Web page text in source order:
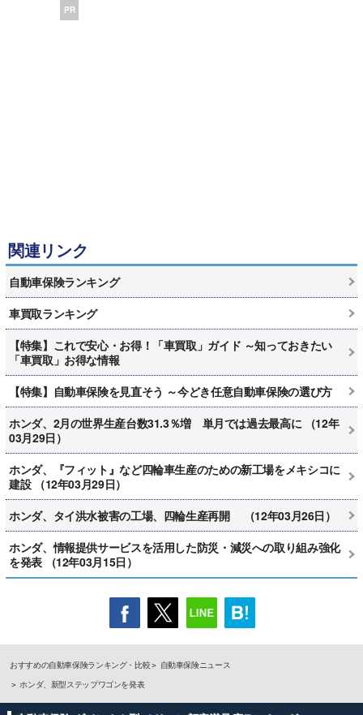
PR
関連リンク
自動車保険ランキング
車買取ランキング
【特集】これで安心・お得！「車買取」ガイド ～知っておきたい
「車買取」お得な情報
【特集】自動車保険を見直そう ～今どき任意自動車保険の選び方
ホンダ、2月の世界生産台数31.3％増 単月では過去最高に （12年
03月29日）
ホンダ、『フィット』など四輪車生産のための新工場をメキシコに
建設 （12年03月29日）
ホンダ、タイ洪水被害の工場、四輪生産再開 （12年03月26日）
ホンダ、情報提供サービスを活用した防災・減災への取り組み強化
を発表 （12年03月15日）
おすすめの自動車保険ランキング・比較
自動車保険ニュース
ホンダ、新型ステップワゴンを発表